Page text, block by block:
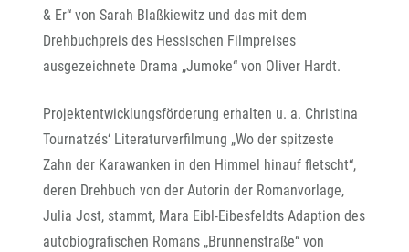
& Er“ von Sarah Blaßkiewitz und das mit dem
Drehbuchpreis des Hessischen Filmpreises
ausgezeichnete Drama „Jumoke“ von Oliver Hardt.
Projektentwicklungsförderung erhalten u. a. Christina
Tournatzés‘ Literaturverfilmung „Wo der spitzeste
Zahn der Karawanken in den Himmel hinauf fletscht“,
deren Drehbuch von der Autorin der Romanvorlage,
Julia Jost, stammt, Mara Eibl-Eibesfeldts Adaption des
autobiografischen Romans „Brunnenstraße“ von